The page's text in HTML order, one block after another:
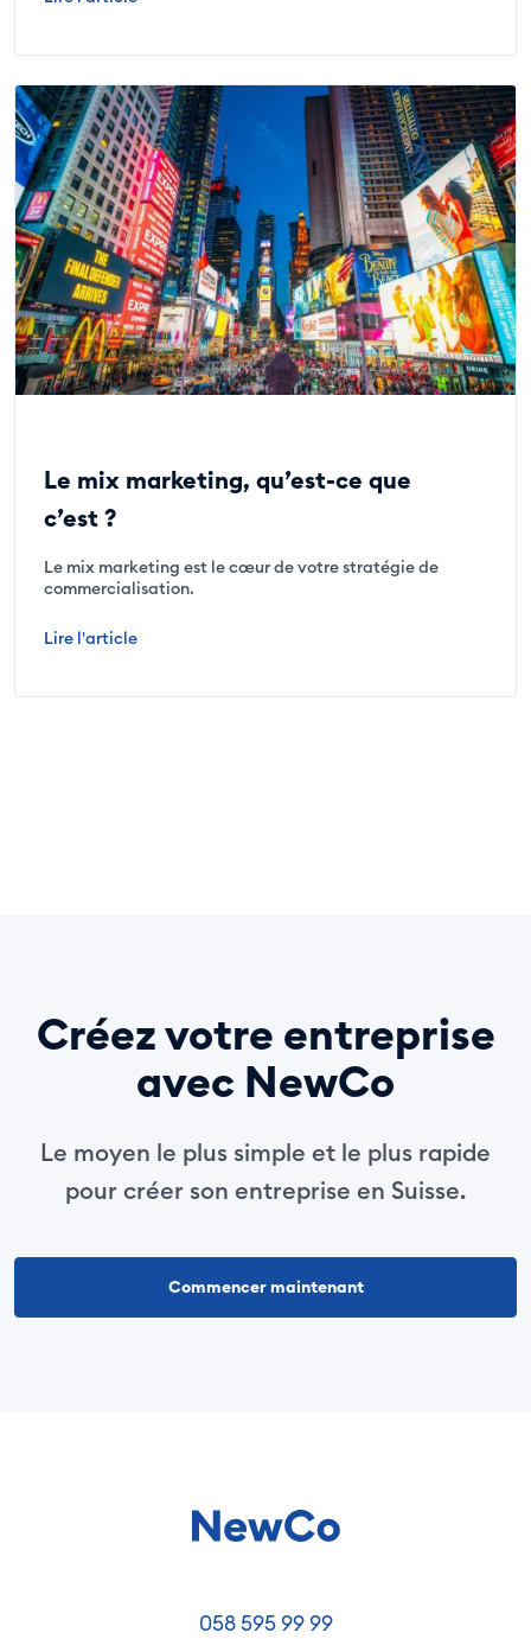
Le mix marketing, qu’est-ce que
c’est ?
Le mix marketing est le cœur de votre stratégie de
commercialisation.
Lire l'article
Créez votre entreprise
avec NewCo
Le moyen le plus simple et le plus rapide
pour créer son entreprise en Suisse.
Commencer maintenant
058 595 99 99